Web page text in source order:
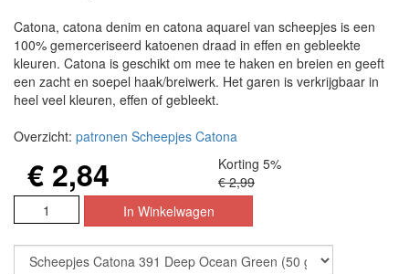
Catona, catona denim en catona aquarel van scheepjes is een
100% gemerceriseerd katoenen draad in effen en gebleekte
kleuren. Catona is geschikt om mee te haken en breien en geeft
een zacht en soepel haak/breiwerk. Het garen is verkrijgbaar in
heel veel kleuren, effen of gebleekt.
Overzicht: patronen Scheepjes Catona
€ 2,84
Korting 5%
€ 2,99